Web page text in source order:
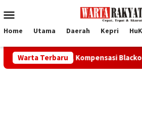
ke
Mobile
Home Utama Daerah Kepri
Warta Terbaru
Kompensasi Blackout Segera